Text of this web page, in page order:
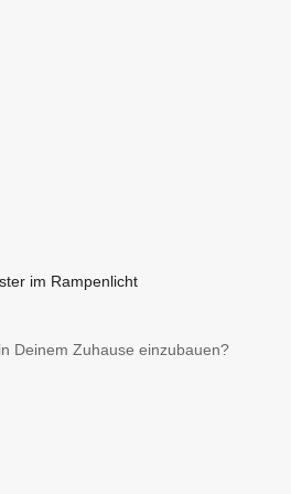
im Rampenlicht
Deinem Zuhause einzubauen?